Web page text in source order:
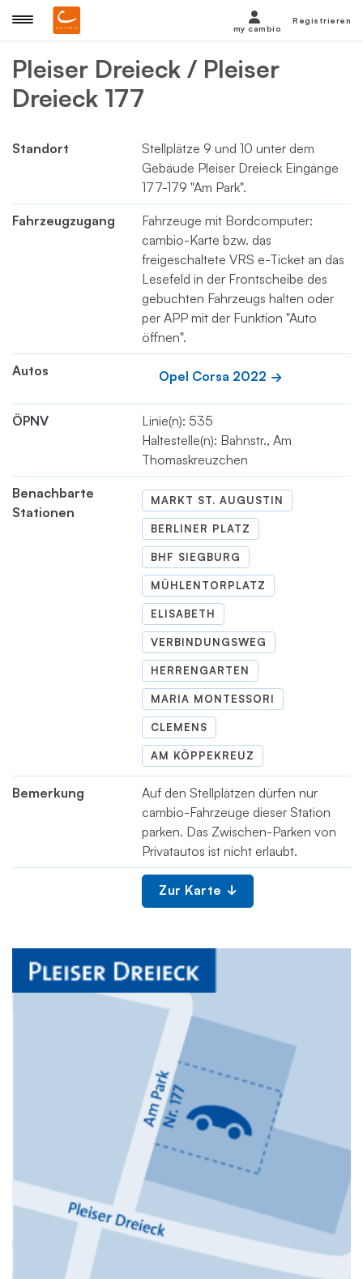
Pleiser Dreieck / Pleiser
Dreieck 177
Standort
Stellplätze 9 und 10 unter dem
Gebäude Pleiser Dreieck Eingänge
177-179 "Am Park".
Fahrzeugzugang
Fahrzeuge mit Bordcomputer:
cambio-Karte bzw. das
freigeschaltete VRS e-Ticket an das
Lesefeld in der Frontscheibe des
gebuchten Fahrzeugs halten oder
per APP mit der Funktion "Auto
öffnen".
Autos Opel Corsa 2022
ÖPNV
Linie(n): 535
Haltestelle(n): Bahnstr., Am
Thomaskreuzchen
Benachbarte
Stationen
MARKT ST. AUGUSTIN
BERLINER PLATZ
BHF SIEGBURG
MÜHLENTORPLATZ
ELISABETH
VERBINDUNGSWEG
HERRENGARTEN
MARIA MONTESSORI
CLEMENS
AM KÖPPEKREUZ
Bemerkung
Auf den Stellplätzen dürfen nur
cambio-Fahrzeuge dieser Station
parken. Das Zwischen-Parken von
Privatautos ist nicht erlaubt.
Zur Karte
my cambio
Registrieren